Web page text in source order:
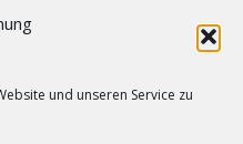
und unseren Service zu